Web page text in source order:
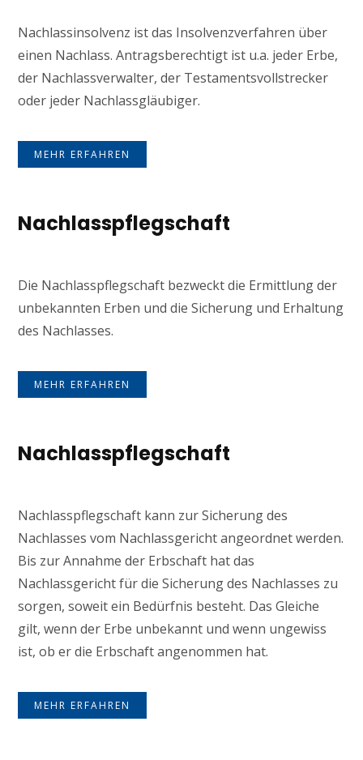
Nachlassinsolvenz ist das Insolvenzverfahren über
einen Nachlass. Antragsberechtigt ist u.a. jeder Erbe,
der Nachlassverwalter, der Testamentsvollstrecker
oder jeder Nachlassgläubiger.
MEHR ERFAHREN
Nachlasspflegschaft
Die Nachlasspflegschaft bezweckt die Ermittlung der
unbekannten Erben und die Sicherung und Erhaltung
des Nachlasses.
MEHR ERFAHREN
Nachlasspflegschaft
Nachlasspflegschaft kann zur Sicherung des
Nachlasses vom Nachlassgericht angeordnet werden.
Bis zur Annahme der Erbschaft hat das
Nachlassgericht für die Sicherung des Nachlasses zu
sorgen, soweit ein Bedürfnis besteht. Das Gleiche
gilt, wenn der Erbe unbekannt und wenn ungewiss
ist, ob er die Erbschaft angenommen hat.
MEHR ERFAHREN